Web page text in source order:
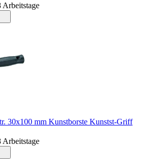
30x100 mm Kunstborste Kunstst-Griff